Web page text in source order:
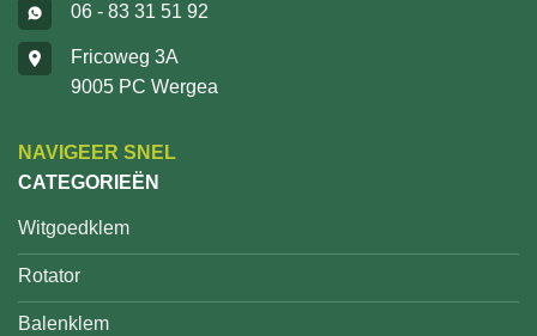
06 - 83 31 51 92
Fricoweg 3A
9005 PC Wergea
NAVIGEER SNEL
CATEGORIEËN
Witgoedklem
Rotator
Balenklem